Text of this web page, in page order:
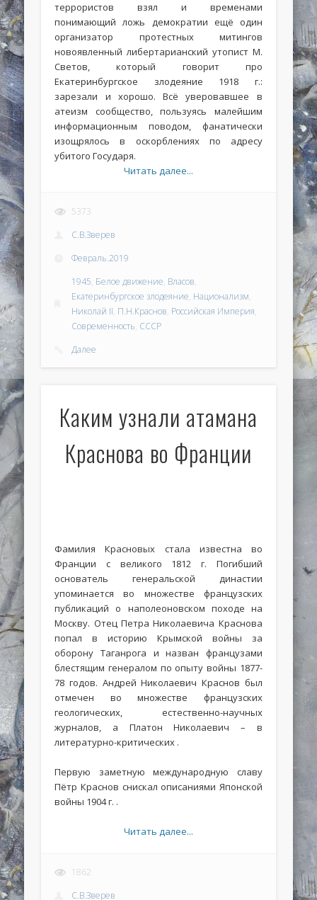
террористов взял и временами
понимающий ложь демократии ещё один
организатор протестных митингов
новоявленный либертарианский утопист М.
Светов, который говорит про
Екатеринбургское злодеяние 1918 г.:
зарезали и хорошо. Всё уверовавшее в
атеизм сообщество, пользуясь малейшим
информационным поводом, фанатически
изощрялось в оскорблениях по адресу
убитого Государя.
Читать далее...
5373
С.В.Зверев
Февраль.2019
1945, Белое движение, Власов,
Екатеринбургское злодеяние, Национализм,
Николай II, П.Н.Краснов, Российская Империя,
Современность, СССР
Далее
Каким узнали атамана
Краснова во Франции
Фамилия Красновых стала известна во
Франции с великого 1812 г. Погибший
основатель генеральской династии
упоминается во множестве французских
публикаций о наполеоновском походе на
Москву. Отец Петра Николаевича Краснова
попал в историю Крымской войны за
оборону Таганрога и назван французами
блестящим генералом по опыту войны 1877-
78 годов. Андрей Николаевич Краснов был
отмечен во множестве французских
геологических, естественно-научных
журналов, а Платон Николаевич – в
литературно-критических .
Первую заметную международную славу
Пётр Краснов снискал описаниями Японской
войны 1904 г. .
Читать далее...
1862
С.В.Зверев